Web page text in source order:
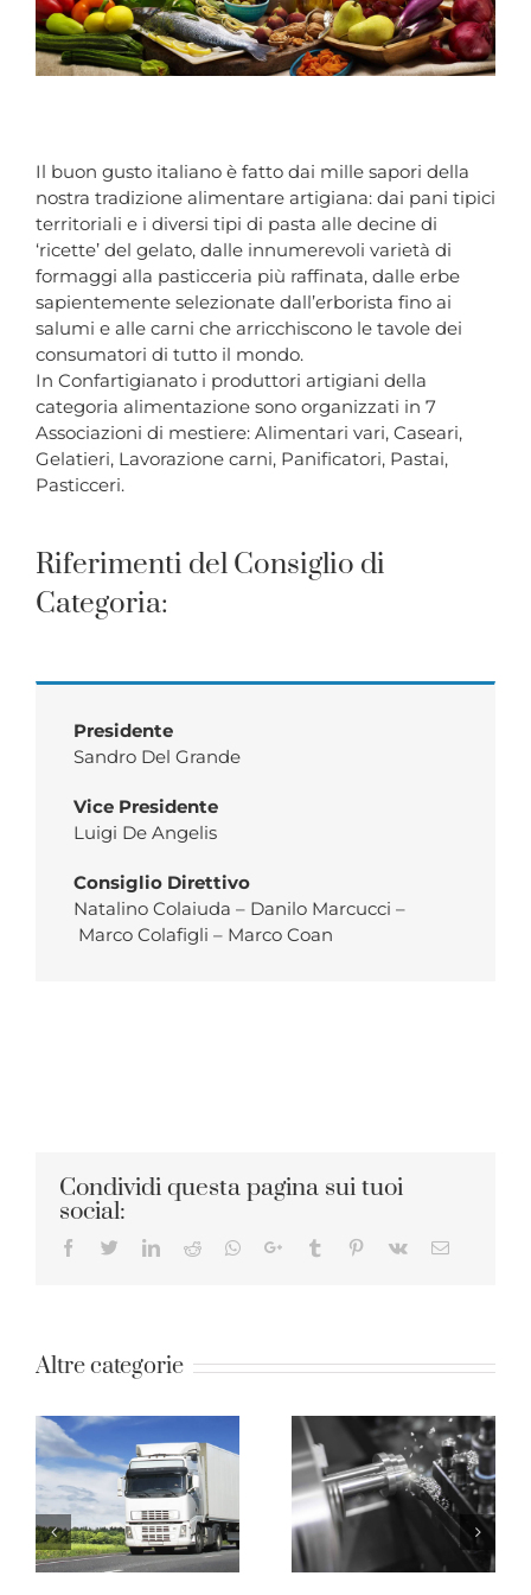
Il buon gusto italiano è fatto dai mille sapori della
nostra tradizione alimentare artigiana: dai pani tipici
territoriali e i diversi tipi di pasta alle decine di
‘ricette’ del gelato, dalle innumerevoli varietà di
formaggi alla pasticceria più raffinata, dalle erbe
sapientemente selezionate dall’erborista fino ai
salumi e alle carni che arricchiscono le tavole dei
consumatori di tutto il mondo.
In Confartigianato i produttori artigiani della
categoria alimentazione sono organizzati in 7
Associazioni di mestiere: Alimentari vari, Caseari,
Gelatieri, Lavorazione carni, Panificatori, Pastai,
Pasticceri.
Riferimenti del Consiglio di
Categoria:
Presidente
Sandro Del Grande
Vice Presidente
Luigi De Angelis
Consiglio Direttivo
Natalino Colaiuda – Danilo Marcucci –
Marco Colafigli – Marco Coan
Condividi questa pagina sui tuoi
social:
Facebook
TwitterLinkedIn
RedditWhatsapp
Google+Tumblr Pinterest
Vk Email
Altre categorie